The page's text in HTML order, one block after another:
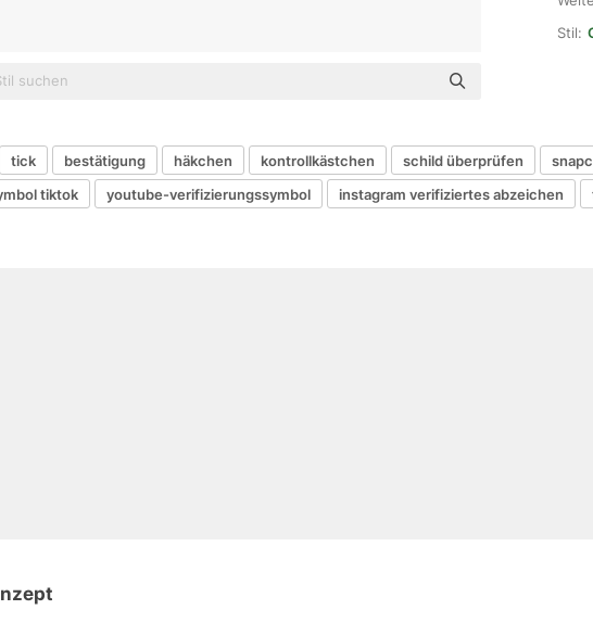
Stil:
tick bestätigung häkchen kontrollkästchen schild überprüfen
tiktok youtube-verifizierungssymbol instagram verifiziertes abzeichen